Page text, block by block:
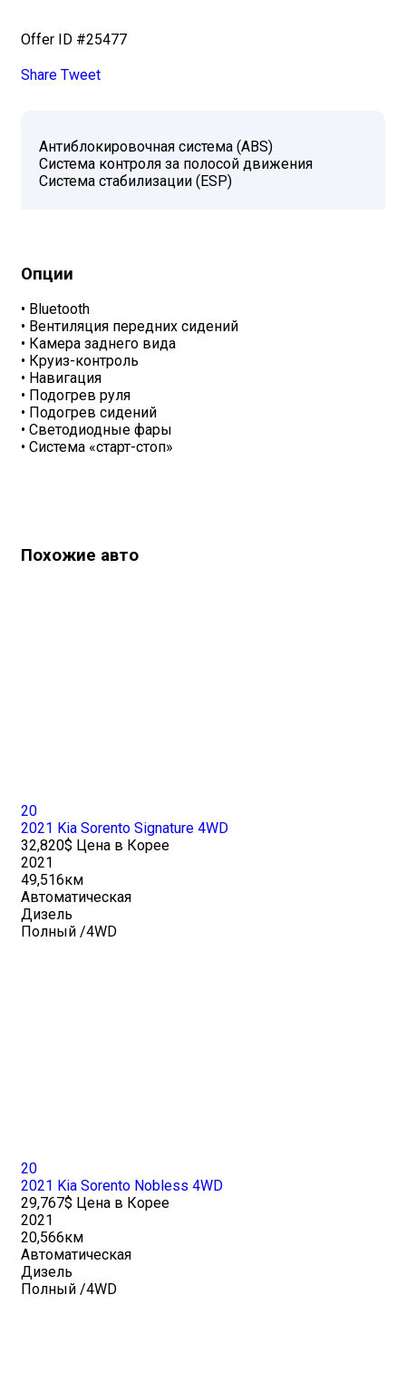
Offer ID #25477
Share Tweet
Антиблокировочная система (ABS)
Система контроля за полосой движения
Система стабилизации (ESP)
Опции
• Bluetooth
• Вентиляция передних сидений
• Камера заднего вида
• Круиз-контроль
• Навигация
• Подогрев руля
• Подогрев сидений
• Светодиодные фары
• Система «старт-стоп»
Похожие авто
20
2021 Kia Sorento Signature 4WD
32,820$ Цена в Корее
2021
49,516км
Автоматическая
Дизель
Полный /4WD
20
2021 Kia Sorento Nobless 4WD
29,767$ Цена в Корее
2021
20,566км
Автоматическая
Дизель
Полный /4WD